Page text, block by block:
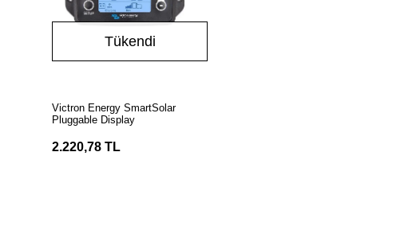
Tükendi
Victron Energy SmartSolar
Pluggable Display
2.220,78 TL